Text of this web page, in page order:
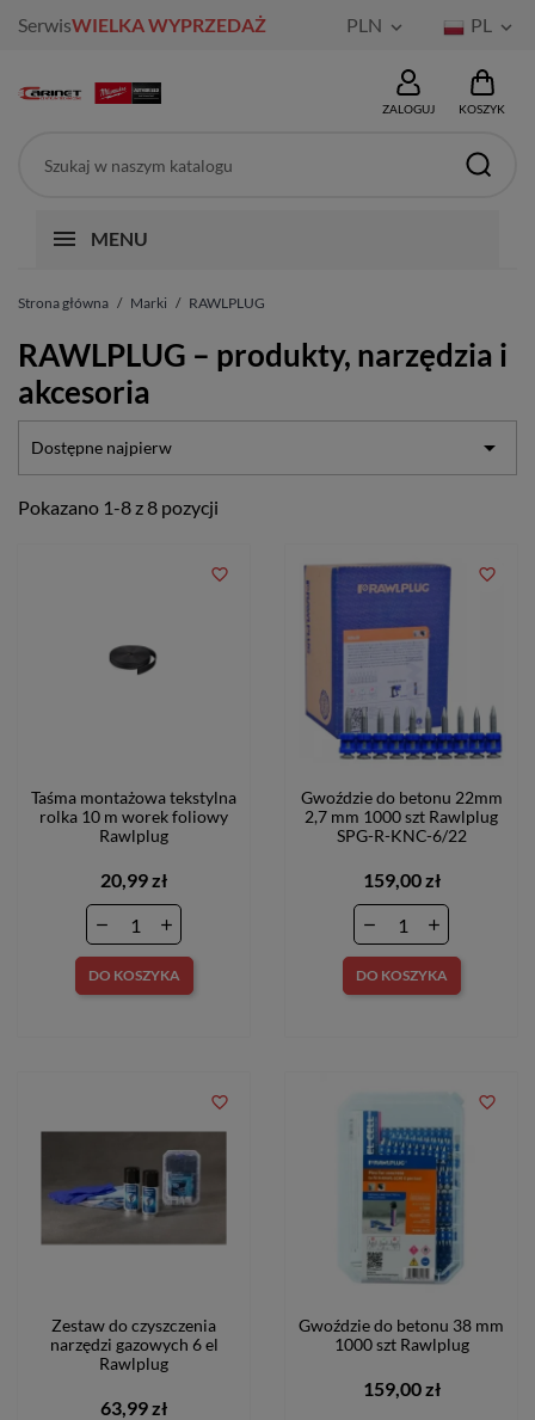
SerwisWIELKA WYPRZEDAŻ PLN  PL 
ZALOGUJ KOSZYK
MENU
Strona główna Marki RAWLPLUG
RAWLPLUG – produkty, narzędzia i
akcesoria
Dostępne najpierw 
Pokazano 1-8 z 8 pozycji
Taśma montażowa tekstylna
rolka 10 m worek foliowy
Rawlplug
20,99 zł
DO KOSZYKA
favorite_border
Gwoździe do betonu 22mm
2,7 mm 1000 szt Rawlplug
SPG-R-KNC-6/22
159,00 zł
DO KOSZYKA
favorite_border
Zestaw do czyszczenia
narzędzi gazowych 6 el
Rawlplug
63,99 zł
favorite_border
Gwoździe do betonu 38 mm
1000 szt Rawlplug
159,00 zł
favorite_border